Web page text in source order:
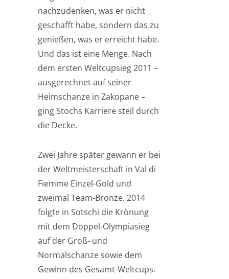
nachzudenken, was er nicht
geschafft habe, sondern das zu
genießen, was er erreicht habe.
Und das ist eine Menge. Nach
dem ersten Weltcupsieg 2011 –
ausgerechnet auf seiner
Heimschanze in Zakopane –
ging Stochs Karriere steil durch
die Decke.
Zwei Jahre später gewann er bei
der Weltmeisterschaft in Val di
Fiemme Einzel-Gold und
zweimal Team-Bronze. 2014
folgte in Sotschi die Krönung
mit dem Doppel-Olympiasieg
auf der Groß- und
Normalschanze sowie dem
Gewinn des Gesamt-Weltcups.